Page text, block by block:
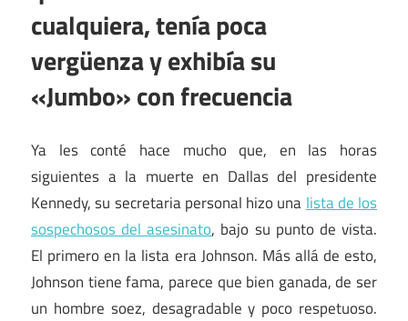
cualquiera, tenía poca
vergüenza y exhibía su
«Jumbo» con frecuencia
Ya les conté hace mucho que, en las horas
siguientes a la muerte en Dallas del presidente
Kennedy, su secretaria personal hizo una lista de los
sospechosos del asesinato, bajo su punto de vista.
El primero en la lista era Johnson. Más allá de esto,
Johnson tiene fama, parece que bien ganada, de ser
un hombre soez, desagradable y poco respetuoso.